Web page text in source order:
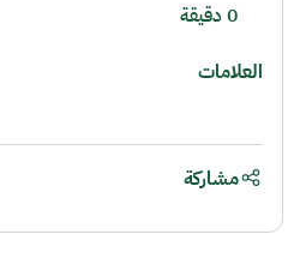
0 دقيقة
العلامات
مشاركة